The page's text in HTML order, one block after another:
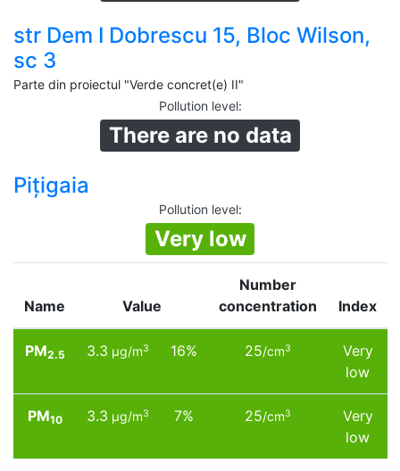
str Dem I Dobrescu 15, Bloc Wilson,
sc 3
Parte din proiectul "Verde concret(e) II"
Pollution level:
There are no data
Pițigaia
Pollution level:
Very low
Name Value
Number
concentration
Index
PM2.5 3.3 µg/m3 16% 25/cm3
Very
low
PM10 3.3 µg/m3 7% 25/cm3
Very
low